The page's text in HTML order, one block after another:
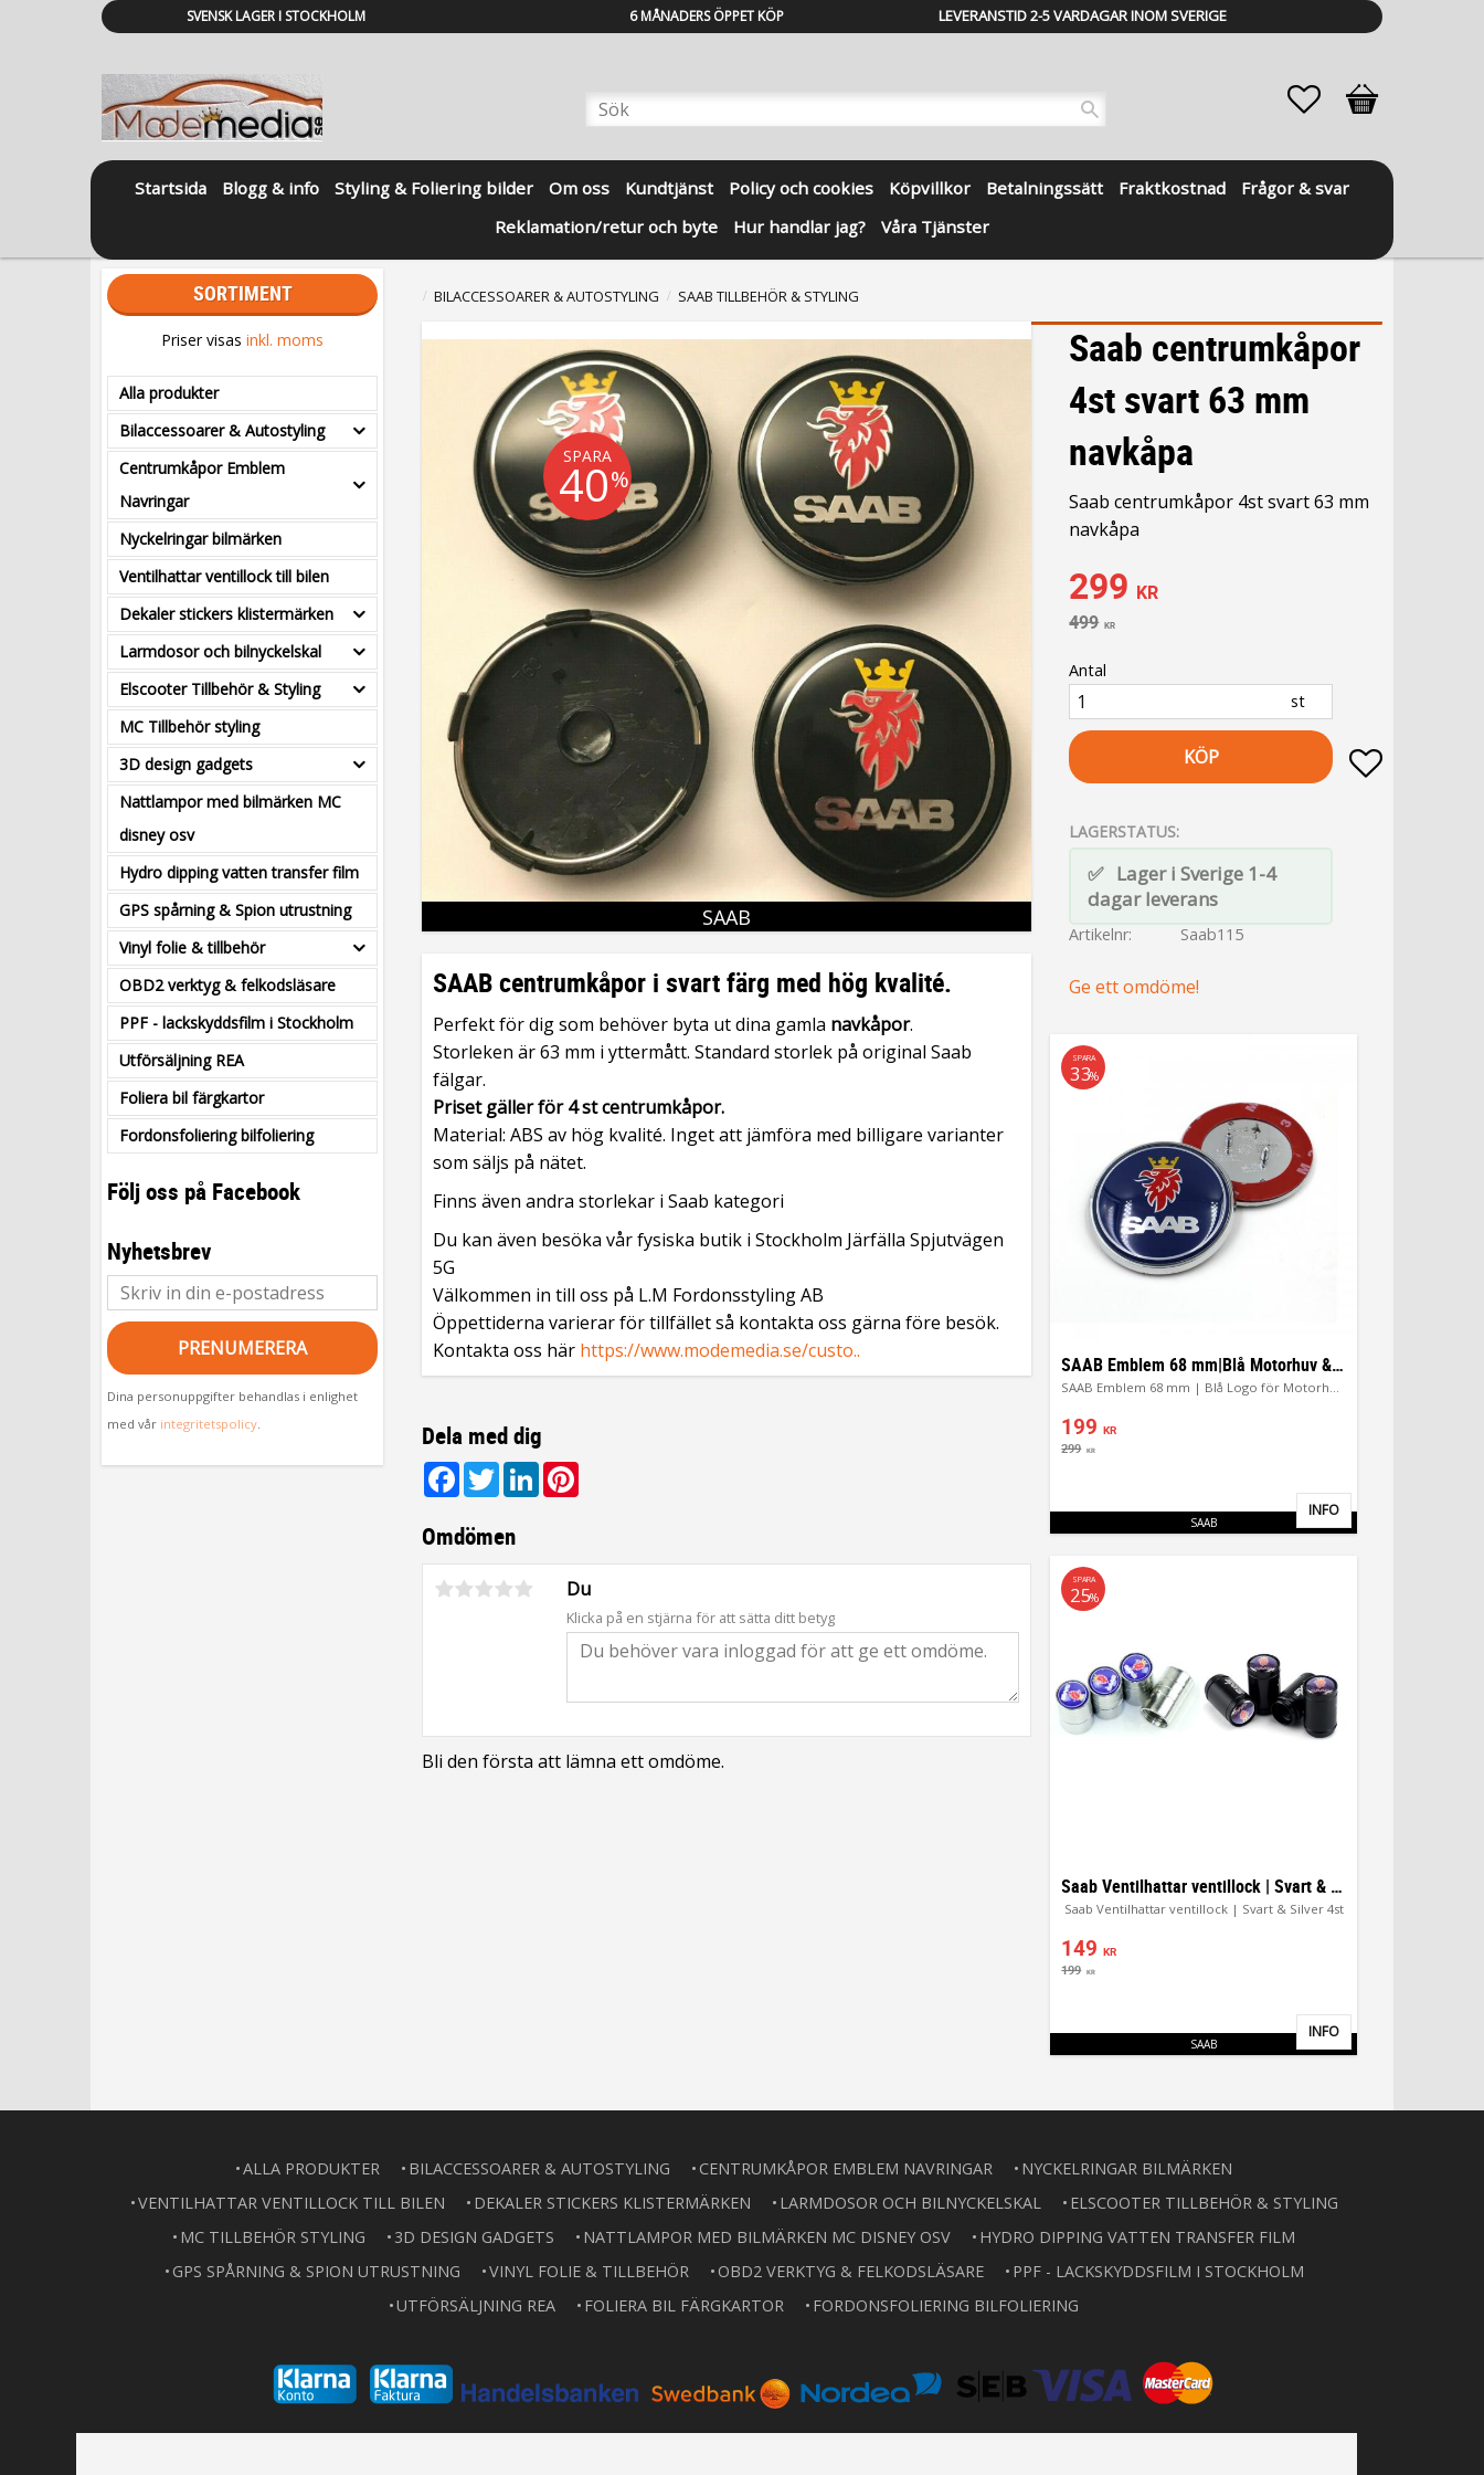
SVENSK LAGER I STOCKHOLM 6 MÅNADERS ÖPPET KÖP LEVERANSTID 2-5 VARDAGAR INOM SVERIGE
Startsida Blogg & info Styling & Foliering bilder Om oss Kundtjänst Policy och cookies Köpvillkor Betalningssätt Fraktkostnad
Frågor & svar
Reklamation/retur och byte
Hur handlar jag? Våra Tjänster
Favoriter
Kundvagn
BILACCESSOARER & AUTOSTYLING SAAB TILLBEHÖR & STYLING
Saab centrumkåpor
4st svart 63 mm
navkåpa
Saab centrumkåpor 4st svart 63 mm
navkåpa
SAAB
SPARA
40%
Nedsatt pris:
299 KR
Ordinarie pris:
499 KR
Antal
st
KÖP Lägg till i
LAGERSTATUS
Lager i Sverige 1-4
dagar leverans
Artikelnr Saab115
Ge ett omdöme!
SAAB centrumkåpor i svart färg med hög kvalité.
Perfekt för dig som behöver byta ut dina gamla navkåpor.
Storleken är 63 mm i yttermått. Standard storlek på original Saab
fälgar.
Priset gäller för 4 st centrumkåpor.
Material: ABS av hög kvalité. Inget att jämföra med billigare varianter
som säljs på nätet.
Finns även andra storlekar i Saab kategori
Du kan även besöka vår fysiska butik i Stockholm Järfälla Spjutvägen
5G
Välkommen in till oss på L.M Fordonsstyling AB
Öppettiderna varierar för tillfället så kontakta oss gärna före besök.
Kontakta oss här https://www.modemedia.se/custo..
Dela med dig
Facebook
TwitterLinkedIn
Omdömen
Du
Klicka på en stjärna för att sätta ditt betyg
Bli den första att lämna ett omdöme.
SAAB Emblem 68 mm|Blå Motorhuv & Bagagelucka
SAAB Emblem 68 mm | Blå Logo för Motorhuv & Bagagelucka
199 KR
299 KR
SPARA
33%
SAAB Lägg till i favoriter
INFO
Saab Ventilhattar ventillock | Svart & Silver 4st
Saab Ventilhattar ventillock | Svart & Silver 4st
149 KR
199 KR
SPARA
25%
SAAB Lägg till i favoriter
INFO
SORTIMENT
Priser visasinkl. moms
Alla produkter
Bilaccessoarer & Autostyling
Centrumkåpor Emblem
Navringar
Nyckelringar bilmärken
Ventilhattar ventillock till bilen
Dekaler stickers klistermärken
Larmdosor och bilnyckelskal
Elscooter Tillbehör & Styling
MC Tillbehör styling
3D design gadgets
Nattlampor med bilmärken MC
disney osv
Hydro dipping vatten transfer film
GPS spårning & Spion utrustning
Vinyl folie & tillbehör
OBD2 verktyg & felkodsläsare
PPF - lackskyddsfilm i Stockholm
Utförsäljning REA
Foliera bil färgkartor
Fordonsfoliering bilfoliering
Följ oss på Facebook
Nyhetsbrev
PRENUMERERA
Dina personuppgifter behandlas i enlighet
med vår integritetspolicy.
ALLA PRODUKTER BILACCESSOARER & AUTOSTYLING CENTRUMKÅPOR EMBLEM NAVRINGAR
NYCKELRINGAR BILMÄRKEN
VENTILHATTAR VENTILLOCK TILL BILEN
DEKALER STICKERS KLISTERMÄRKEN LARMDOSOR OCH BILNYCKELSKAL
ELSCOOTER TILLBEHÖR & STYLING
MC TILLBEHÖR STYLING
3D DESIGN GADGETS NATTLAMPOR MED BILMÄRKEN MC DISNEY OSV
HYDRO DIPPING VATTEN TRANSFER FILM
GPS SPÅRNING & SPION UTRUSTNING
VINYL FOLIE & TILLBEHÖR OBD2 VERKTYG & FELKODSLÄSARE
PPF - LACKSKYDDSFILM I STOCKHOLM
UTFÖRSÄLJNING REA
FOLIERA BIL FÄRGKARTOR FORDONSFOLIERING BILFOLIERING